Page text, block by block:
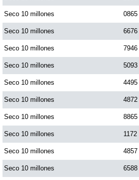
Motilon Tarde
Motilon Noche
Paisita Día
Paisita Noche
Paisita 3
Pick 3 Día
Seco 10 millones 0865
Seco 10 millones 6676
Seco 10 millones 7946
Seco 10 millones 5093
Seco 10 millones 4495
Seco 10 millones 4872
Seco 10 millones 8865
Seco 10 millones 1172
Seco 10 millones 4857
Seco 10 millones 6588